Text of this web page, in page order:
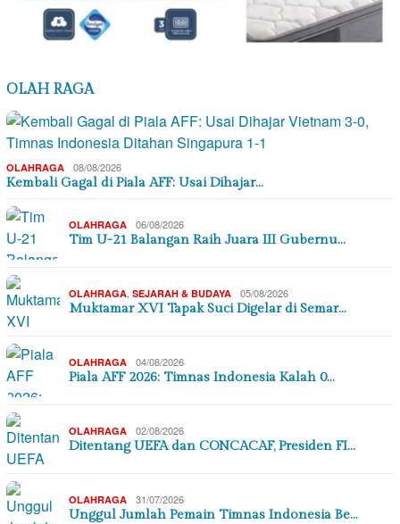
OLAH RAGA
OLAHRAGA 08/08/2026
Kembali Gagal di Piala AFF: Usai Dihajar…
OLAHRAGA 06/08/2026
Tim U-21 Balangan Raih Juara III Gubernu…
OLAHRAGA SEJARAH & BUDAYA 05/08/2026
Muktamar XVI Tapak Suci Digelar di Semar…
OLAHRAGA 04/08/2026
Piala AFF 2026: Timnas Indonesia Kalah 0…
OLAHRAGA 02/08/2026
Ditentang UEFA dan CONCACAF, Presiden FI…
OLAHRAGA 31/07/2026
Unggul Jumlah Pemain Timnas Indonesia Be…